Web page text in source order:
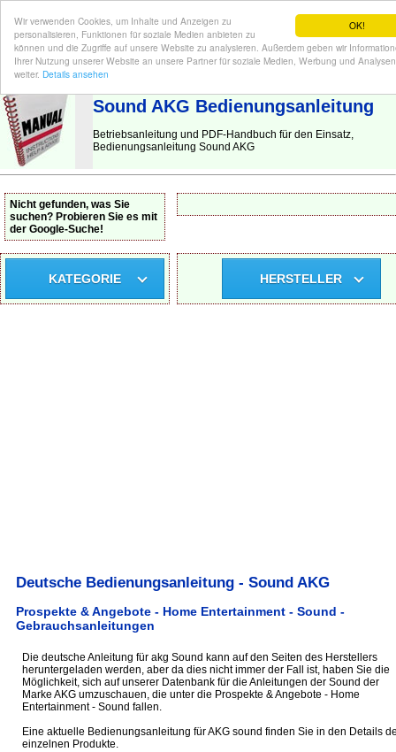
OK!
Wir verwenden Cookies, um Inhalte und Anzeigen zu
personalisieren, Funktionen für soziale Medien anbieten zu
können und die Zugriffe auf unsere Website zu analysieren. Außerdem geben wir
Ihrer Nutzung unserer Website an unsere Partner für soziale Medien, Werbung und Analysen
weiter. Details ansehen
BEDIENUNGSANLEITUNG | Hier finden Sie die deutsche Anleitung!
Sound AKG Bedienungsanleitung
Betriebsanleitung und PDF-Handbuch für den Einsatz,
Bedienungsanleitung Sound AKG
Nicht gefunden, was Sie
suchen? Probieren Sie es mit
der Google-Suche!
KATEGORIE HERSTELLER
Deutsche Bedienungsanleitung - Sound AKG
Prospekte & Angebote - Home Entertainment - Sound -
Gebrauchsanleitungen
Die deutsche Anleitung für akg Sound kann auf den Seiten des Herstellers
heruntergeladen werden, aber da dies nicht immer der Fall ist, haben Sie die
Möglichkeit, sich auf unserer Datenbank für die Anleitungen der Sound der
Marke AKG umzuschauen, die unter die Prospekte & Angebote - Home
Entertainment - Sound fallen.
Eine aktuelle Bedienungsanleitung für AKG sound finden Sie in den Details
einzelnen Produkte.